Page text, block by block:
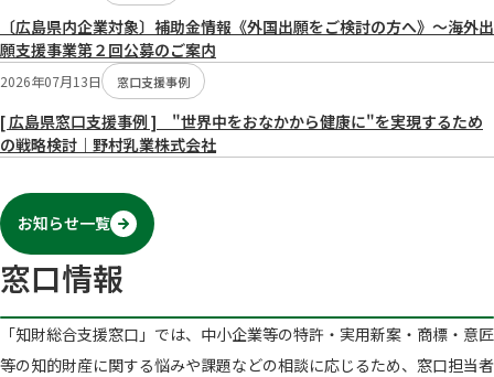
〔広島県内企業対象〕補助金情報《外国出願をご検討の方へ》～海外出
願支援事業第２回公募のご案内
2026年07月13日 窓口支援事例
[ 広島県窓口支援事例 ] "世界中をおなかから健康に"を実現するため
の戦略検討｜野村乳業株式会社
お知らせ一覧
窓口情報
「知財総合支援窓口」では、中小企業等の特許・実用新案・商標・意匠
等の知的財産に関する悩みや課題などの相談に応じるため、窓口担当者